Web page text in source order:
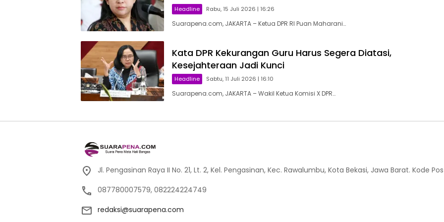
Headline Rabu, 15 Juli 2026 | 16:26
Suarapena.com, JAKARTA – Ketua DPR RI Puan Maharani…
Kata DPR Kekurangan Guru Harus Segera Diatasi,
Kesejahteraan Jadi Kunci
Headline Sabtu, 11 Juli 2026 | 16:10
Suarapena.com, JAKARTA – Wakil Ketua Komisi X DPR…
Jl. Pengasinan Raya II No. 21, Lt. 2, Kel. Pengasinan, Kec. Rawalumbu, Kota Bekasi, Jawa Barat. Kode Pos
087780007579, 082224224749
redaksi@suarapena.com